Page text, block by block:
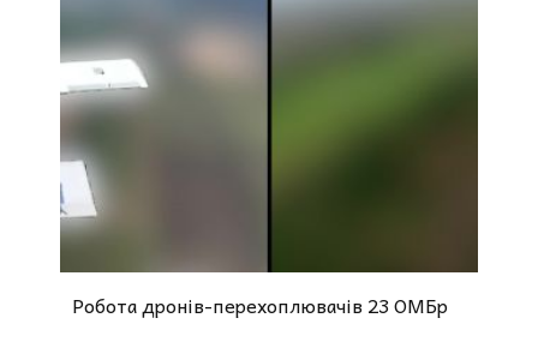
Робота дронів-перехоплювачів 23 ОМБр